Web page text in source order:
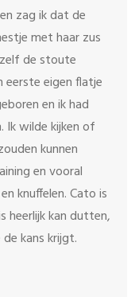
zag ik dat de
met haar zus
de stoute
eerste eigen flatje
en ik had
Ik wilde kijken of
kunnen
en vooral
knuffelen. Cato is
heerlijk kan dutten,
kans krijgt.